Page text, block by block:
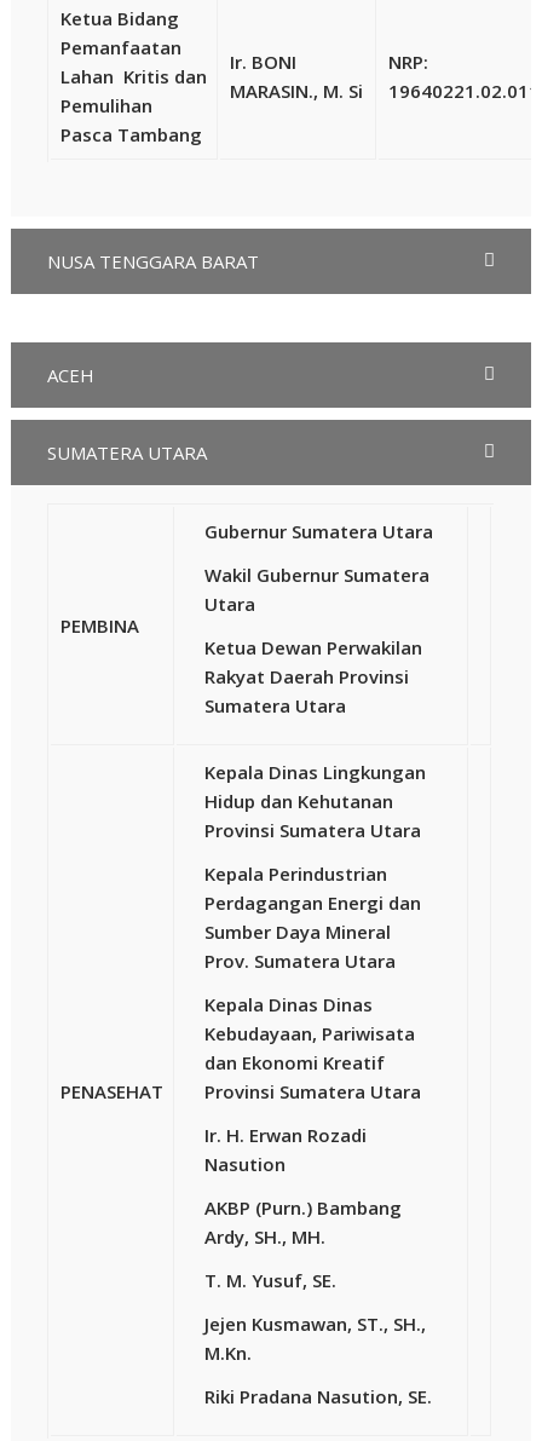
Ketua Bidang
Pemanfaatan
Lahan Kritis dan
Pemulihan
Pasca Tambang
Ir. BONI
MARASIN., M. Si
NRP:
NUSA TENGGARA BARAT
ACEH
SUMATERA UTARA
PEMBINA
Gubernur Sumatera Utara
Wakil Gubernur Sumatera
Utara
Ketua Dewan Perwakilan
Rakyat Daerah Provinsi
Sumatera Utara
PENASEHAT
Kepala Dinas Lingkungan
Hidup dan Kehutanan
Provinsi Sumatera Utara
Kepala Perindustrian
Perdagangan Energi dan
Sumber Daya Mineral
Prov. Sumatera Utara
Kepala Dinas Dinas
Kebudayaan, Pariwisata
dan Ekonomi Kreatif
Provinsi Sumatera Utara
Ir. H. Erwan Rozadi
Nasution
AKBP (Purn.) Bambang
Ardy, SH., MH.
T. M. Yusuf, SE.
Jejen Kusmawan, ST., SH.,
M.Kn.
Riki Pradana Nasution, SE.